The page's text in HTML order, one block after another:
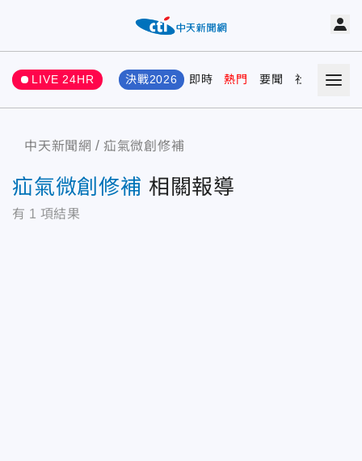
LIVE 24HR 決戰2026 即時 熱門 要聞 社會 娛樂
中天新聞網 疝氣微創修補
疝氣微創修補 相關報導
有 1 項結果